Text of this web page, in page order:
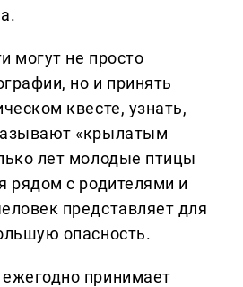
могут не просто
но и принять
квесте, узнать,
«крылатым
лет молодые птицы
рядом с родителями и
представляет для
опасность.
принимает